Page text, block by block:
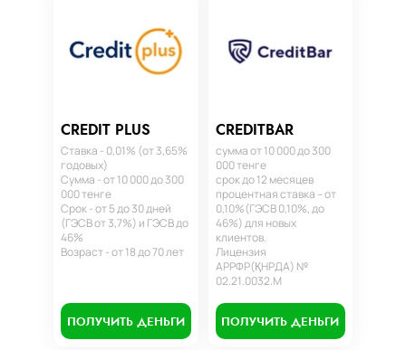
CREDIT PLUS
Ставка - 0,01% (от 3,65%
годовых)
Сумма - от 10 000 до 300
000 тенге
Срок - от 5 до 30 дней
(ГЭСВ от 3,7%) и ГЭСВ до
46%
Возраст - от 18 до 70 лет
ПОЛУЧИТЬ ДЕНЬГИ
CREDITBAR
сумма от 10 000 до 300
000 тенге
срок до 12 месяцев
процентная ставка – от
0,10%(ГЭСВ 0,10%, до
46%) для новых
клиентов.
Лицензия
АРРФР(ҚНРДА) №
02.21.0032.М
ПОЛУЧИТЬ ДЕНЬГИ